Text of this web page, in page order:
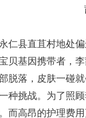
仁县直苴村地处
贝基因携带者，
脱落，皮肤一碰
种挑战。为了照
而高昂的护理费